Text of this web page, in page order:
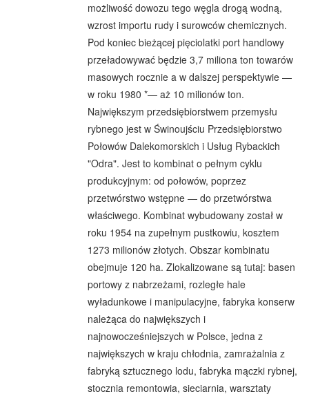
możliwość dowozu tego węgla drogą wodną,
wzrost importu rudy i surowców chemicznych.
Pod koniec bieżącej pięciolatki port handlowy
przeładowywać będzie 3,7 miliona ton towarów
masowych rocznie a w dalszej perspektywie —
w roku 1980 *— aż 10 milionów ton.
Największym przedsiębiorstwem przemysłu
rybnego jest w Świnoujściu Przedsiębiorstwo
Połowów Dalekomorskich i Usług Rybackich
"Odra". Jest to kombinat o pełnym cyklu
produkcyjnym: od połowów, poprzez
przetwórstwo wstępne — do przetwórstwa
właściwego. Kombinat wybudowany został w
roku 1954 na zupełnym pustkowiu, kosztem
1273 milionów złotych. Obszar kombinatu
obejmuje 120 ha. Zlokalizowane są tutaj: basen
portowy z nabrzeżami, rozległe hale
wyładunkowe i manipulacyjne, fabryka konserw
należąca do największych i
najnowocześniejszych w Polsce, jedna z
największych w kraju chłodnia, zamrażalnia z
fabryką sztucznego lodu, fabryka mączki rybnej,
stocznia remontowia, sieciarnia, warsztaty